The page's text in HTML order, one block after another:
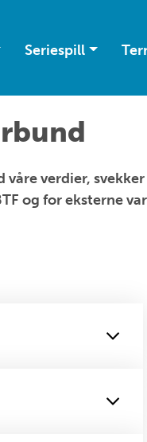
Seriespill
verdier,
og for eksterne